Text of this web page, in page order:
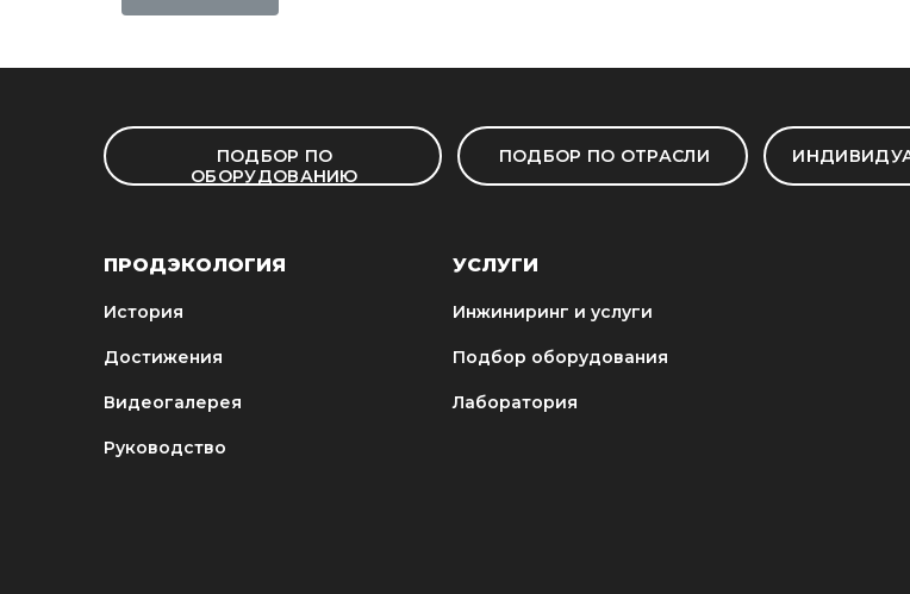
ПОДБОР ПО
ОБОРУДОВАНИЮ
ПОДБОР ПО ОТРАСЛИ
ПРОДЭКОЛОГИЯ
История
Достижения
Видеогалерея
Руководство
УСЛУГИ
Инжиниринг и услуги
Подбор оборудования
Лаборатория